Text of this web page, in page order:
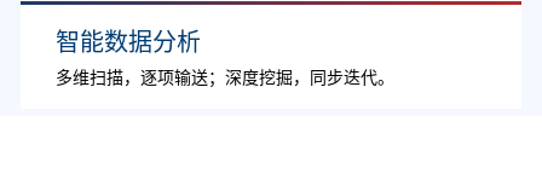
智能数据分析
多维扫描，逐项输送；深度挖掘，同步迭代。